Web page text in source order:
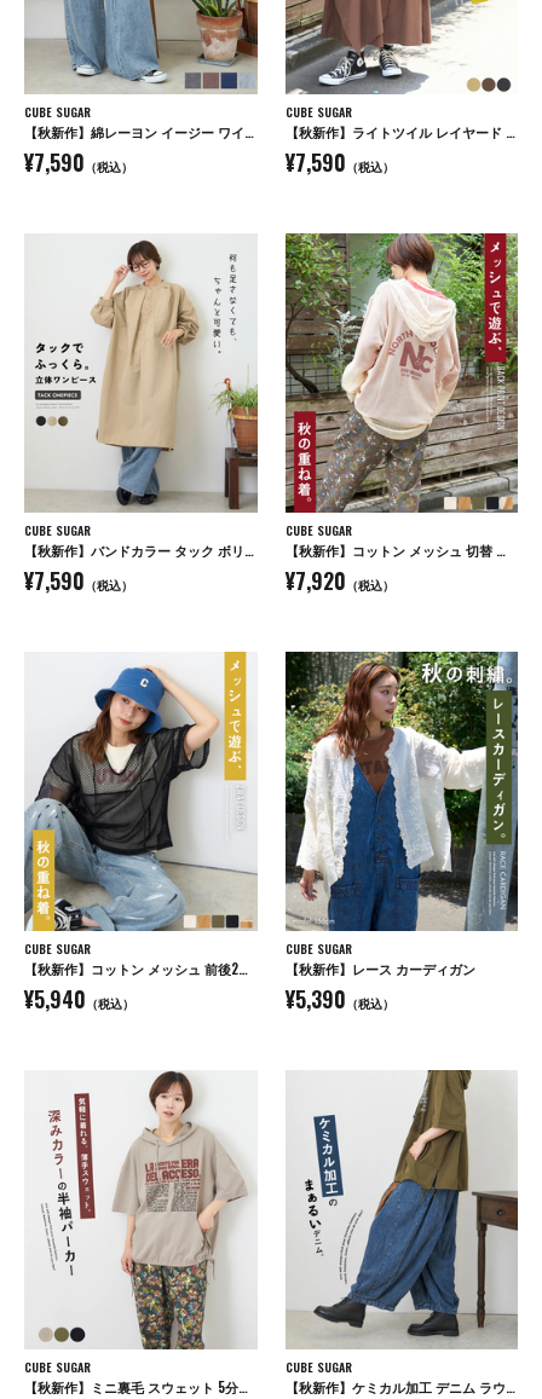
CUBE SUGAR
【秋新作】綿レーヨン イージー ワイドパンツ
¥7,590 （税込）
CUBE SUGAR
【秋新作】ライトツイル レイヤード 変形 スカート
¥7,590 （税込）
CUBE SUGAR
【秋新作】バンドカラー タック ボリューム シャツワンピース
¥7,590 （税込）
CUBE SUGAR
【秋新作】コットン メッシュ 切替 ビッグパーカー
¥7,920 （税込）
CUBE SUGAR
【秋新作】コットン メッシュ 前後2WAY 切替 プルオーバー
¥5,940 （税込）
CUBE SUGAR
【秋新作】レース カーディガン
¥5,390 （税込）
CUBE SUGAR
【秋新作】ミニ裏毛 スウェット 5分袖 プルオーバーパーカー
CUBE SUGAR
【秋新作】ケミカル加工 デニム ラウンド切替 バルーンパンツ